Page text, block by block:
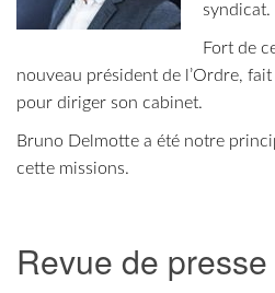
syndicat.
Fort de
nouveau président de l’Ordre,
pour diriger son cabinet.
Bruno Delmotte a été notre
cette missions.
Revue de presse